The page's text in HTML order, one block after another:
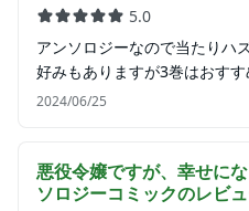
5.0
アンソロジーなので当たりハ
好みもありますが3巻はおすす
2024/06/25
悪役令嬢ですが、幸せに
ソロジーコミックのレビ